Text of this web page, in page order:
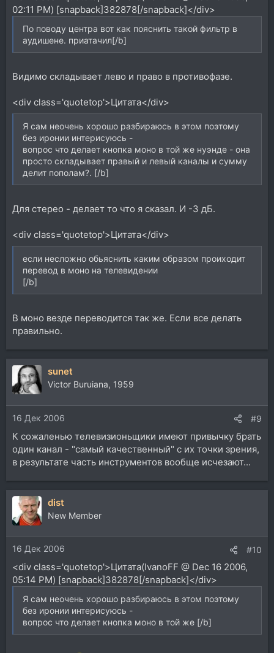
02:11 PM) [snapback]382878[/snapback]</div>
По поводу центра вот как пояснить такой фильтр в
аудишене. приатачил[/b]
Видимо складывает лево и право в противофазе.
<div class='quotetop'>Цитата</div>
Я сам неочень хорошо разбираюсь в этом поэтому
без иронии интерисуюсь -
вопрос что делает кнопка моно в той же нуэнде - она
просто складывает правый и левый каналы и сумму
делит пополам?. [/b]
Для стерео - делает то что я сказал. И -3 дБ.
<div class='quotetop'>Цитата</div>
если несложно обьяснить каким образом проиходит
перевод в моно на телевидении
[/b]
В моно везде переводится так же. Если все делать
правильно.
sunet
Victor Buruiana, 1959
16 Дек 2006 #9
К сожаленью телевизионьщики имеют привычку брать
один канал - "самый качественный" с их точки зрения,
в результате часть инструментов вообще исчезают...
dist
New Member
16 Дек 2006 #10
<div class='quotetop'>Цитата(IvanoFF @ Dec 16 2006,
05:14 PM) [snapback]382878[/snapback]</div>
Я сам неочень хорошо разбираюсь в этом поэтому
без иронии интерисуюсь -
вопрос что делает кнопка моно в той же [/b]